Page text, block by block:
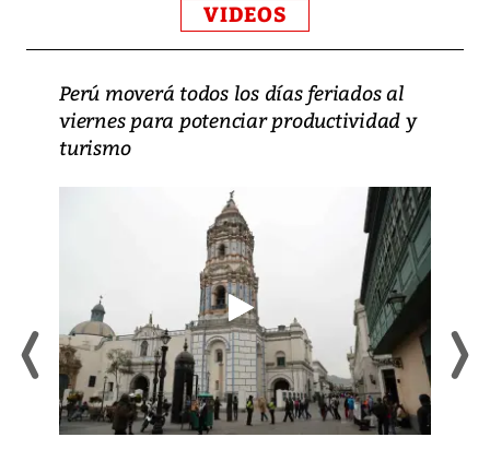
VIDEOS
Perú moverá todos los días feriados al
viernes para potenciar productividad y
turismo